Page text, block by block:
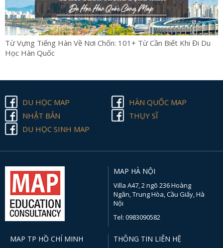
Từ Vựng Tiếng Hàn Về Nơi Chốn: 101+ Từ Cần Biết Khi Đi Du
Học Hàn Quốc
DU HỌC MAP
HÀN QUỐC MAP
NHẬT BẢN
THỤY SĨ
DU HỌC SINH MAP
MAP HÀ NỘI
Villa A47, 2 ngõ 236 Hoàng
Ngân, Trung Hòa, Cầu Giấy, Hà
Nội
Tel: 0983090582
MAP TP HỒ CHÍ MINH THÔNG TIN LIÊN HỆ